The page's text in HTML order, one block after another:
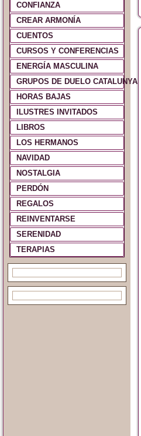
CONFIANZA
CREAR ARMONÍA
CUENTOS
CURSOS Y CONFERENCIAS
ENERGÍA MASCULINA
GRUPOS DE DUELO CATALUNYA
HORAS BAJAS
ILUSTRES INVITADOS
LIBROS
LOS HERMANOS
NAVIDAD
NOSTALGIA
PERDÓN
REGALOS
REINVENTARSE
SERENIDAD
TERAPIAS